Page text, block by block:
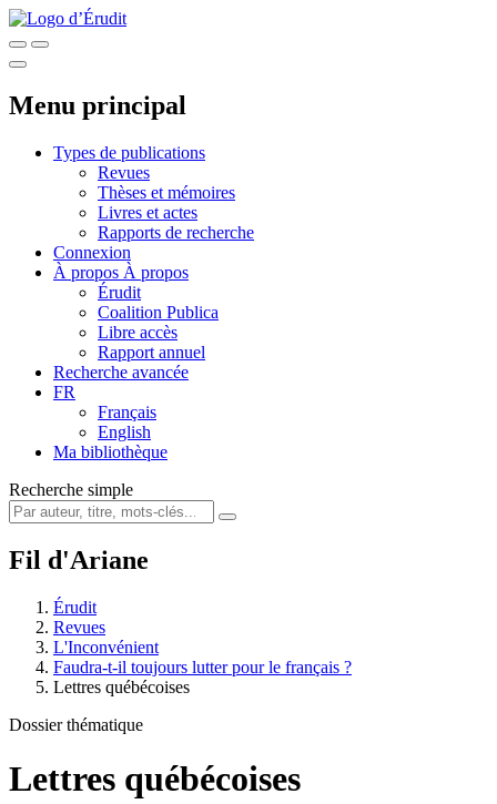
Menu principal
Types de publications
Revues
Thèses et mémoires
Livres et actes
Rapports de recherche
Connexion
À propos À propos
Érudit
Coalition Publica
Libre accès
Rapport annuel
Recherche avancée
FR
Français
English
Ma bibliothèque
Recherche simple
Fil d'Ariane
Érudit
Revues
L'Inconvénient
Faudra-t-il toujours lutter pour le français ?
Lettres québécoises
Dossier thématique
Lettres québécoises